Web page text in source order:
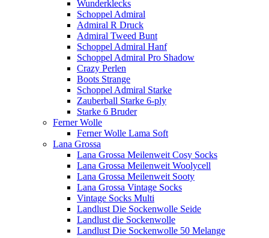
Wunderklecks
Schoppel Admiral
Admiral R Druck
Admiral Tweed Bunt
Schoppel Admiral Hanf
Schoppel Admiral Pro Shadow
Crazy Perlen
Boots Strange
Schoppel Admiral Starke
Zauberball Starke 6-ply
Starke 6 Bruder
Ferner Wolle
Ferner Wolle Lama Soft
Lana Grossa
Lana Grossa Meilenweit Cosy Socks
Lana Grossa Meilenweit Woolycell
Lana Grossa Meilenweit Sooty
Lana Grossa Vintage Socks
Vintage Socks Multi
Landlust Die Sockenwolle Seide
Landlust die Sockenwolle
Landlust Die Sockenwolle 50 Melange